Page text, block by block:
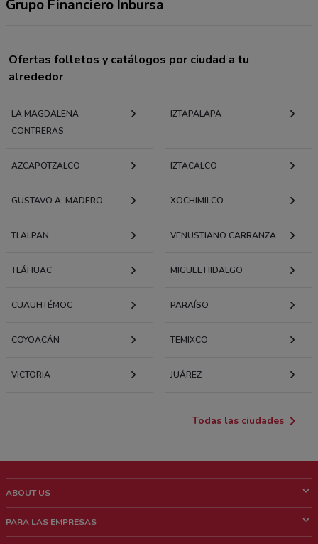
Grupo Financiero Inbursa
Ofertas folletos y catálogos por ciudad a tu
alrededor
LA MAGDALENA
CONTRERAS
IZTAPALAPA
AZCAPOTZALCO IZTACALCO
GUSTAVO A. MADERO XOCHIMILCO
TLALPAN VENUSTIANO CARRANZA
TLÁHUAC MIGUEL HIDALGO
CUAUHTÉMOC PARAÍSO
COYOACÁN TEMIXCO
VICTORIA JUÁREZ
Todas las ciudades
ABOUT US
¿Quiénes Somos?
PARA LAS EMPRESAS